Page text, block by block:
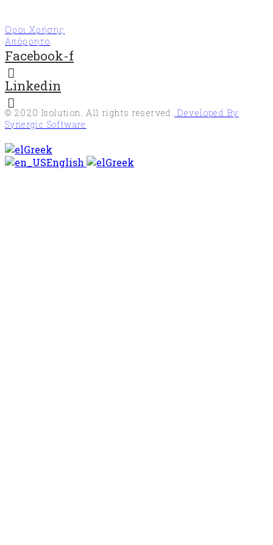
Όροι Χρήσης
Απόρρητο
Facebook-f
Linkedin
© 2020 Isolution. All rights reserved. Developed By
Synergic Software
Greek
English
Greek